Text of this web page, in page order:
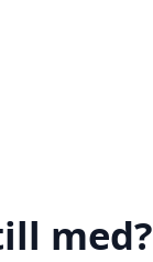
med?